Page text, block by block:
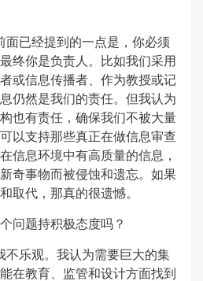
面已经提到的一点是，你必须
终你是负责人。比如我们采用
或信息传播者、作为教授或记
仍然是我们的责任。但我认为
也有责任，确保我们不被大量
以支持那些真正在做信息审查
信息环境中有高质量的信息，
奇事物而被侵蚀和遗忘。如果
取代，那真的很遗憾。
问题持积极态度吗？
不乐观。我认为需要巨大的集
在教育、监管和设计方面找到